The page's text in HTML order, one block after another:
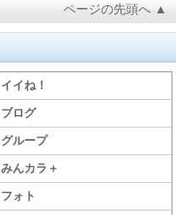
ページの先頭へ ▲
イイね！
ブログ
グループ
みんカラ＋
フォト